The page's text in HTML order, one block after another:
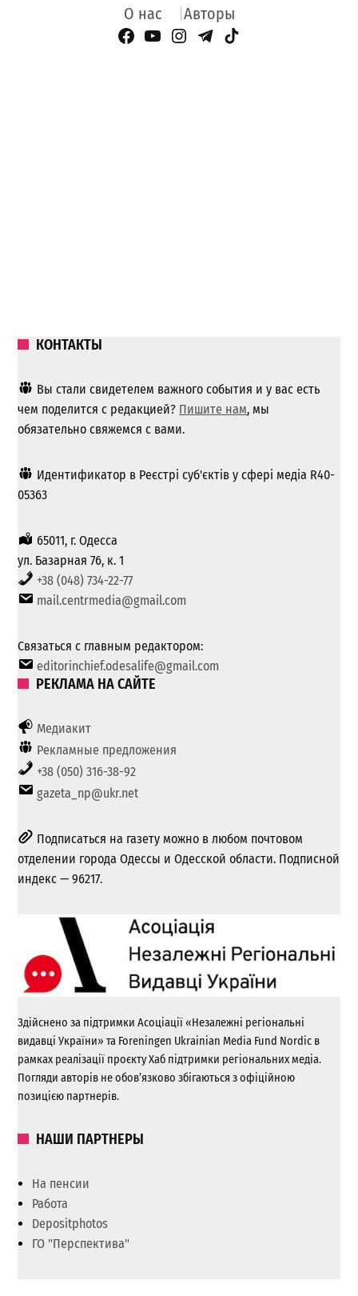
О нас Авторы
Facebook Page
YouTube
Instagram
Telegram
TikTok
КОНТАКТЫ
Вы стали свидетелем важного события и у вас есть
чем поделится с редакцией? Пишите нам, мы
обязательно свяжемся с вами.
Идентификатор в Реєстрі суб'єктів у сфері медіа R40-
05363
65011, г. Одесса
ул. Базарная 76, к. 1
+38 (048) 734-22-77
mail.centrmedia@gmail.com
Связаться с главным редактором:
editorinchief.odesalife@gmail.com
РЕКЛАМА НА САЙТЕ
Медиакит
Рекламные предложения
+38 (050) 316-38-92
gazeta_np@ukr.net
Подписаться на газету можно в любом почтовом
отделении города Одессы и Одесской области. Подписной
индекс — 96217.
Здійснено за підтримки Асоціації «Незалежні регіональні
видавці України» та Foreningen Ukrainian Media Fund Nordic в
рамках реалізації проєкту Хаб підтримки регіональних медіа.
Погляди авторів не обов’язково збігаються з офіційною
позицією партнерів.
НАШИ ПАРТНЕРЫ
На пенсии
Работа
Depositphotos
ГО "Перспектива"